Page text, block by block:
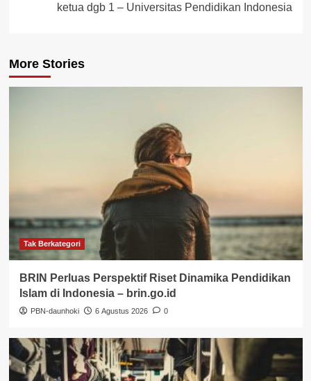
ketua dgb 1 – Universitas Pendidikan Indonesia
More Stories
Tak Berkategori
BRIN Perluas Perspektif Riset Dinamika Pendidikan
Islam di Indonesia – brin.go.id
PBN-daunhoki 6 Agustus 2026 0